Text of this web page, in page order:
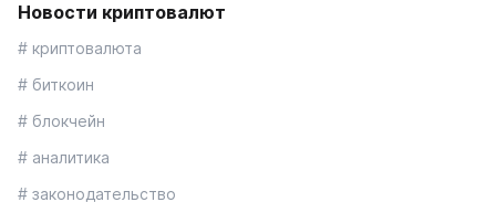
Новости криптовалют
# криптовалюта
# биткоин
# блокчейн
# аналитика
# законодательство